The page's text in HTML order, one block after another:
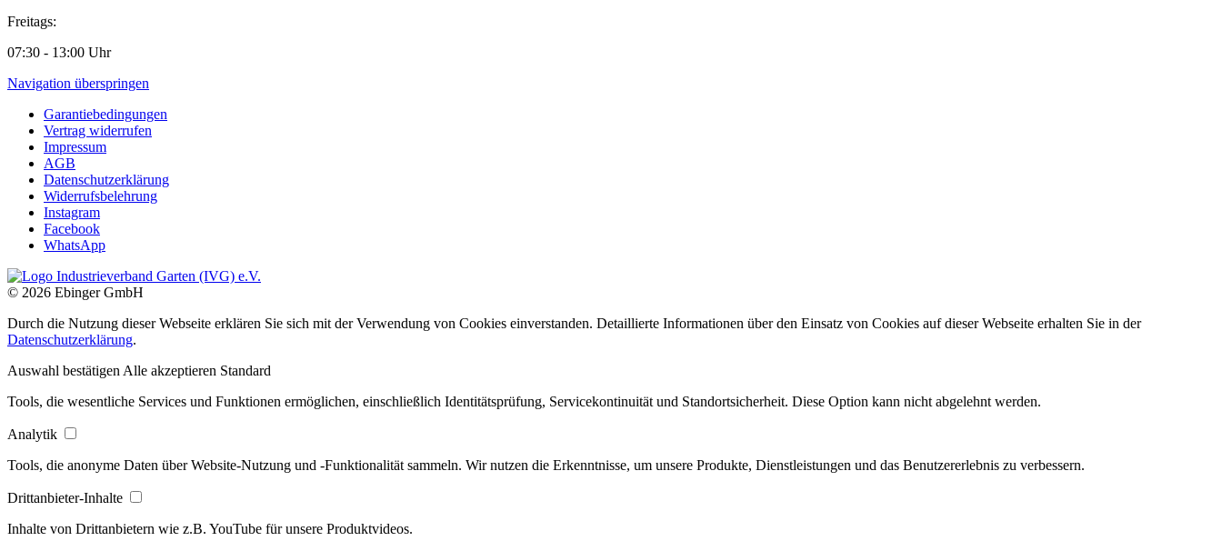
Freitags:
07:30 - 13:00 Uhr
Navigation überspringen
Garantiebedingungen
Vertrag widerrufen
Impressum
AGB
Datenschutzerklärung
Widerrufsbelehrung
Instagram
Facebook
WhatsApp
© 2026 Ebinger GmbH
Durch die Nutzung dieser Webseite erklären Sie sich mit der Verwendung von Cookies einverstanden. Detaillierte Informationen über den Einsatz von Cookies auf dieser Webseite erhalten Sie in der
Datenschutzerklärung.
Auswahl bestätigen Alle akzeptieren Standard
Tools, die wesentliche Services und Funktionen ermöglichen, einschließlich Identitätsprüfung, Servicekontinuität und Standortsicherheit. Diese Option kann nicht abgelehnt werden.
Analytik
Tools, die anonyme Daten über Website-Nutzung und -Funktionalität sammeln. Wir nutzen die Erkenntnisse, um unsere Produkte, Dienstleistungen und das Benutzererlebnis zu verbessern.
Drittanbieter-Inhalte
Inhalte von Drittanbietern wie z.B. YouTube für unsere Produktvideos.